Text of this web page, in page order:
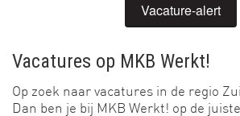
Vacature-alert
Vacatures op MKB Werkt!
Op zoek naar vacatures in de regio
Dan ben je bij MKB Werkt! op de